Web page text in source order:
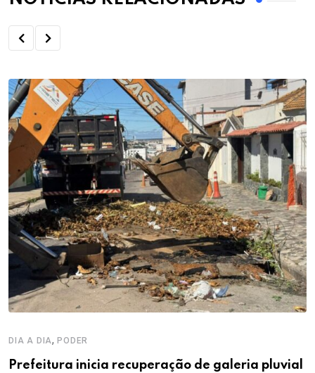
DIA A DIA,PODER
Prefeitura inicia recuperação de galeria pluvial